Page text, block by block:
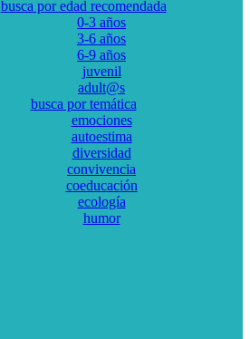
busca por edad recomendada
0-3 años
3-6 años
6-9 años
juvenil
adult@s
busca por temática
emociones
autoestima
diversidad
convivencia
coeducación
ecología
humor